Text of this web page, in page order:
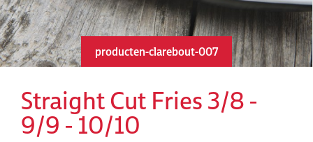
producten-clarebout-007
Straight Cut Fries 3/8 -
9/9 - 10/10